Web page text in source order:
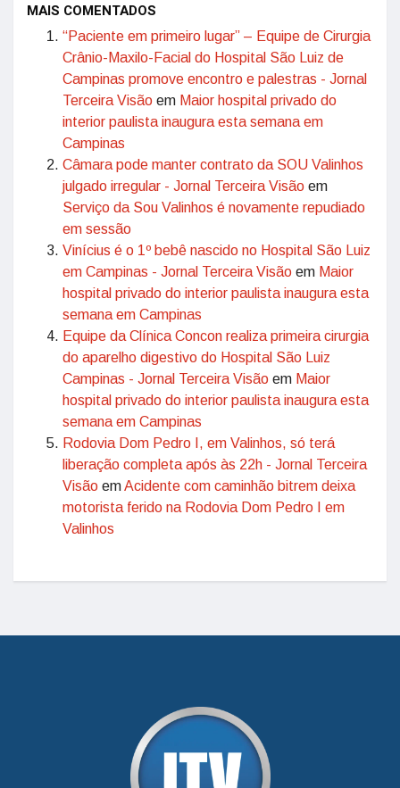
MAIS COMENTADOS
“Paciente em primeiro lugar” – Equipe de Cirurgia
Crânio-Maxilo-Facial do Hospital São Luiz de
Campinas promove encontro e palestras - Jornal
Terceira Visão em Maior hospital privado do
interior paulista inaugura esta semana em
Campinas
Câmara pode manter contrato da SOU Valinhos
julgado irregular - Jornal Terceira Visão em
Serviço da Sou Valinhos é novamente repudiado
em sessão
Vinícius é o 1º bebê nascido no Hospital São Luiz
em Campinas - Jornal Terceira Visão em Maior
hospital privado do interior paulista inaugura esta
semana em Campinas
Equipe da Clínica Concon realiza primeira cirurgia
do aparelho digestivo do Hospital São Luiz
Campinas - Jornal Terceira Visão em Maior
hospital privado do interior paulista inaugura esta
semana em Campinas
Rodovia Dom Pedro I, em Valinhos, só terá
liberação completa após às 22h - Jornal Terceira
Visão emAcidente com caminhão bitrem deixa
motorista ferido na Rodovia Dom Pedro I em
Valinhos